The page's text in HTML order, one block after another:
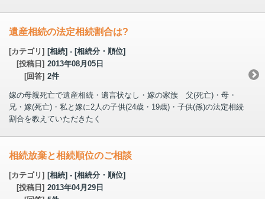
遺産相続の法定相続割合は?
[カテゴリ] [相続] - [相続分・順位]
[投稿日] 2013年08月05日
[回答] 2件
嫁の母親死亡で遺産相続・遺言状なし・嫁の家族 父(死亡)・母・
兄・嫁(死亡)・私と嫁に2人の子供(24歳・19歳)・子供(孫)の法定相続
割合を教えていただきたく
相続放棄と相続順位のご相談
[カテゴリ] [相続] - [相続分・順位]
[投稿日] 2013年04月29日